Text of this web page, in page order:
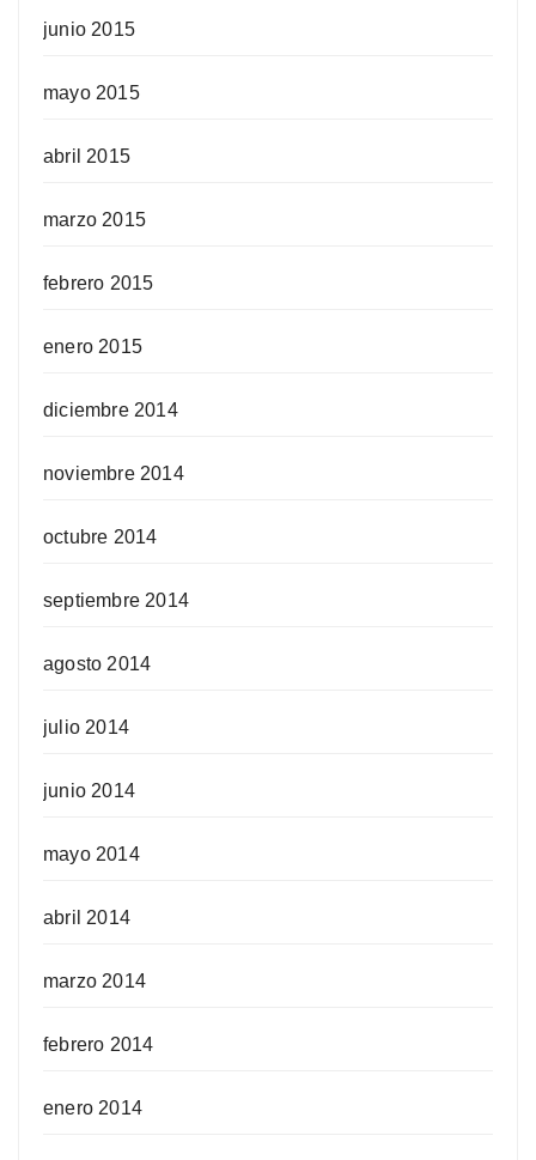
junio 2015
mayo 2015
abril 2015
marzo 2015
febrero 2015
enero 2015
diciembre 2014
noviembre 2014
octubre 2014
septiembre 2014
agosto 2014
julio 2014
junio 2014
mayo 2014
abril 2014
marzo 2014
febrero 2014
enero 2014